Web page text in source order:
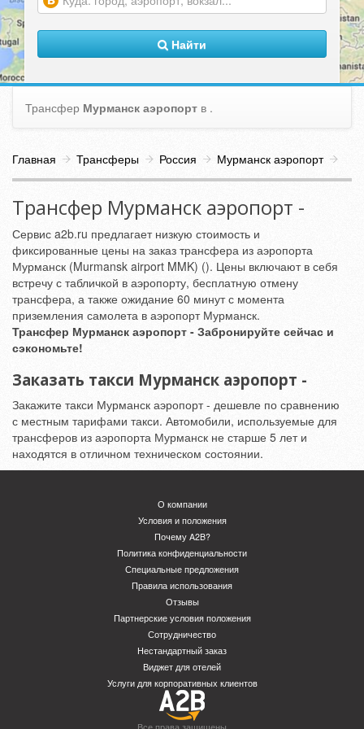
Найти
Главная Трансферы Россия Мурманск аэропорт
Трансфер Мурманск аэропорт -
Сервис a2b.ru предлагает низкую стоимость и
фиксированные цены на заказ трансфера из аэропорта
Мурманск (Murmansk airport MMK) (). Цены включают в себя
встречу с табличкой в аэропорту, бесплатную отмену
трансфера, а также ожидание 60 минут с момента
приземления самолета в аэропорт Мурманск.
Трансфер Мурманск аэропорт - Забронируйте сейчас и
сэкономьте!
Заказать такси Мурманск аэропорт -
Закажите такси Мурманск аэропорт - дешевле по сравнению
с местным тарифами такси. Автомобили, используемые для
трансферов из аэропорта Мурманск не старше 5 лет и
находятся в отличном техническом состоянии.
Трансфер Мурманск аэропорт в .
О компании
Условия и положения
Почему A2B?
Политика конфиденциальности
Специальные предложения
Правила использования
Отзывы
Партнерские условия положения
Сотрудничество
Нестандартный заказ
Виджет для отелей
Услуги для корпоративных клиентов